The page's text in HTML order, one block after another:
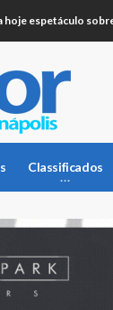
sobre
Classificados